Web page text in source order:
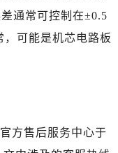
通常可控制在±0.5
可能是机芯电路板
方售后服务中心于